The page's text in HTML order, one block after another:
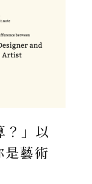
？」以
是藝術